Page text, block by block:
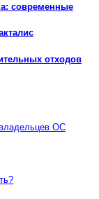
современные
отходов
ОС